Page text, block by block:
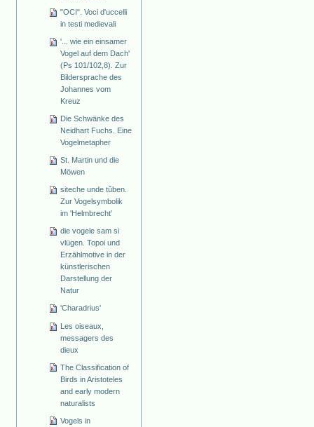
"OCI". Voci d'uccelli
in testi medievali
'... wie ein einsamer
Vogel auf dem Dach'
(Ps 101/102,8). Zur
Bildersprache des
Johannes vom
Kreuz
Die Schwänke des
Neidhart Fuchs. Eine
Vogelmetapher
St. Martin und die
Möwen
siteche unde tûben.
Zur Vogelsymbolik
im 'Helmbrecht'
die vogele sam si
vlügen. Topoi und
Erzählmotive in der
künstlerischen
Darstellung der
Natur
'Charadrius'
Les oiseaux,
messagers des
dieux
The Classification of
Birds in Aristoteles
and early modern
naturalists
Vogels in